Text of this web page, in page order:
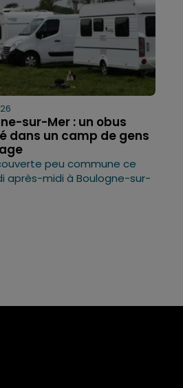
sur-Mer : un obus
dans un camp de gens
peu commune ce
après-midi à Boulogne-sur-